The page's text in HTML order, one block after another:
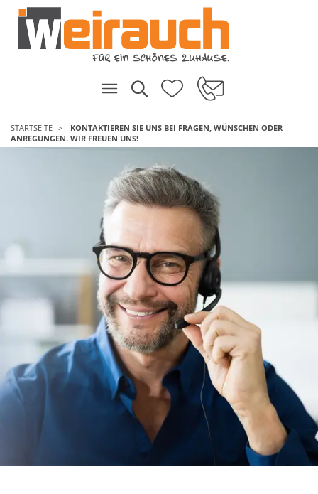
STARTSEITE
KONTAKTIEREN SIE UNS BEI FRAGEN, WÜNSCHEN ODER
ANREGUNGEN. WIR FREUEN UNS!